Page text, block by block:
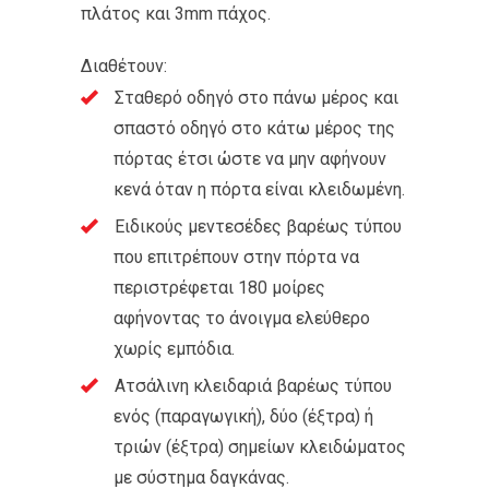
πλάτος και 3mm πάχος.
Διαθέτουν:
Σταθερό οδηγό στο πάνω μέρος και
σπαστό οδηγό στο κάτω μέρος της
πόρτας έτσι ώστε να μην αφήνουν
κενά όταν η πόρτα είναι κλειδωμένη.
Ειδικούς μεντεσέδες βαρέως τύπου
που επιτρέπουν στην πόρτα να
περιστρέφεται 180 μοίρες
αφήνοντας το άνοιγμα ελεύθερο
χωρίς εμπόδια.
Ατσάλινη κλειδαριά βαρέως τύπου
ενός (παραγωγική), δύο (έξτρα) ή
τριών (έξτρα) σημείων κλειδώματος
με σύστημα δαγκάνας.